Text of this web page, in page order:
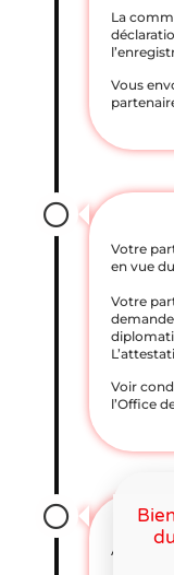
La
Vous
Votre
en vue
Votre
Voir
l’Office
Analyse